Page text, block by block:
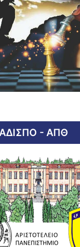
- ΑΠΘ